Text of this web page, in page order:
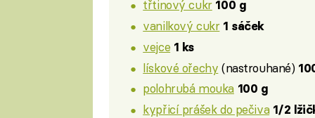
třtinový cukr 100 g
vanilkový cukr 1 sáček
vejce 1 ks
lískové ořechy (nastrouhané)
polohrubá mouka 100 g
kypřicí prášek do pečiva 1/2